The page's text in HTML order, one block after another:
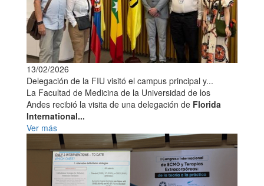
13/02/2026
Delegación de la FIU visitó el campus principal y...
La Facultad de Medicina de la Universidad de los
Andes recibió la visita de una delegación de Florida
International...
Ver más